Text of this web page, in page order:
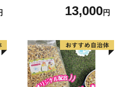
13,000円